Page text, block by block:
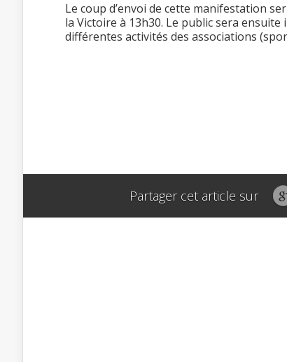
Le coup d’envoi de cette manifestation
la Victoire à 13h30. Le public sera
différentes activités des associations
Partager cet article sur